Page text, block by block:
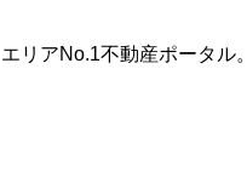
リアNo.1不動産ポータル。